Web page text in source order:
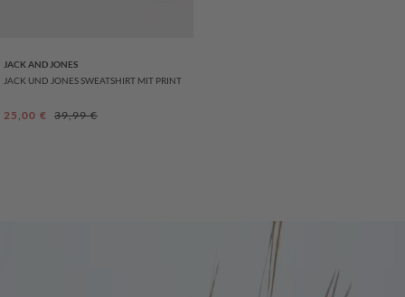
JACK AND JONES
JACK UND JONES SWEATSHIRT MIT PRINT
Verkaufspreis:
25,00 € Regulärer Preis:
39,99 €